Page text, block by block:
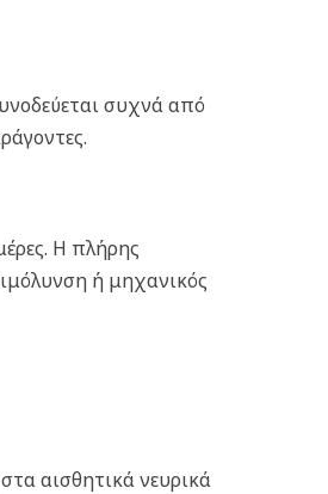
συχνά από
Η πλήρης
ή μηχανικός
αισθητικά νευρικά